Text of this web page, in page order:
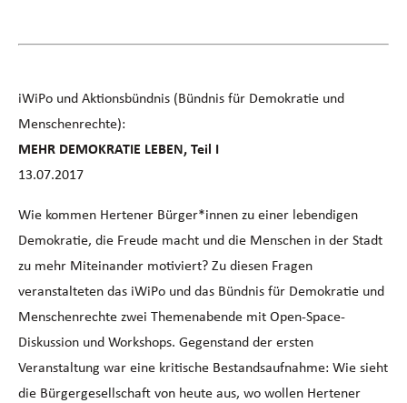
iWiPo und Aktionsbündnis (Bündnis für Demokratie und
Menschenrechte):
MEHR DEMOKRATIE LEBEN, Teil I
13.07.2017
Wie kommen Hertener Bürger*innen zu einer lebendigen
Demokratie, die Freude macht und die Menschen in der Stadt
zu mehr Miteinander motiviert? Zu diesen Fragen
veranstalteten das iWiPo und das Bündnis für Demokratie und
Menschenrechte zwei Themenabende mit Open-Space-
Diskussion und Workshops. Gegenstand der ersten
Veranstaltung war eine kritische Bestandsaufnahme: Wie sieht
die Bürgergesellschaft von heute aus, wo wollen Hertener